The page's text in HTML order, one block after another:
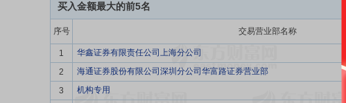
买入金额最大的前5名
序号 交易营业部名称
1 华鑫证券有限责任公司上海分公司
2
海通证券股份有限公司深圳分公司华富路证券营业部
3
机构专用